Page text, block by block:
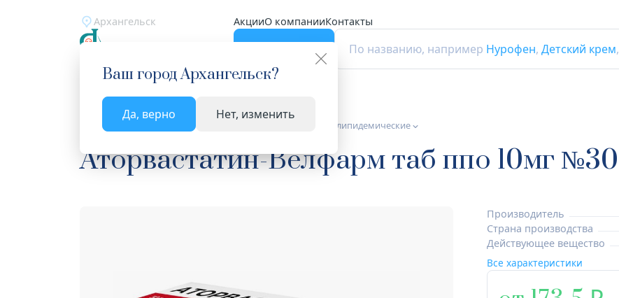
Архангельск АкцииО компанииКонтакты
По названию, например Нурофен, Детский крем,
Ваш городАрхангельск?
Да, верно Нет, изменить
Главная Каталог Лекарства и БАД Средства гиполипидемические
Аторвастатин-Велфарм таб ппо 10мг №30
Производитель
Страна производства
Действующее вещество
Все характеристики